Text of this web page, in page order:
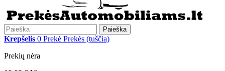
Paieška
Krepšelis 0 Prekė Prekės (tuščia)
Prekių nėra